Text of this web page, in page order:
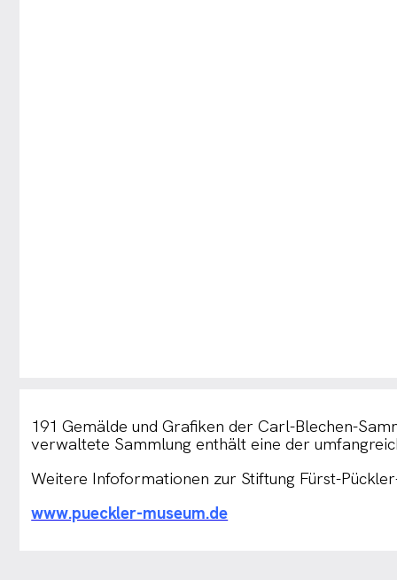
191 Gemälde und Grafiken der Carl-Blechen-
verwaltete Sammlung enthält eine der
Weitere Infoformationen zur Stiftung Fürst-
www.pueckler-museum.de